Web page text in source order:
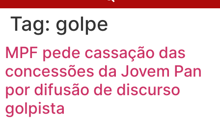
Tag: golpe
MPF pede cassação das
concessões da Jovem Pan
por difusão de discurso
golpista